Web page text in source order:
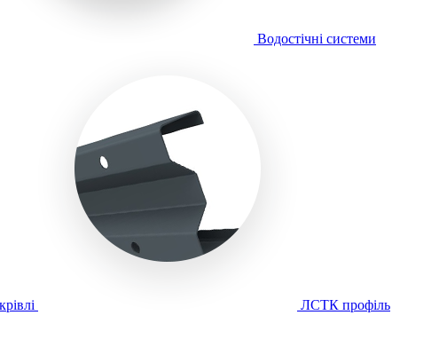
Водостічні системи
ЛСТК профіль